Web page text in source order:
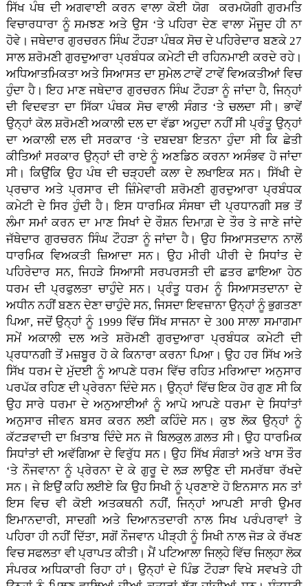
ਸਿੱਖ ਪੰਥ ਦੀ ਅਗਵਾਈ ਕਰਨ ਵਾਲਾ ਕੋਈ ਯੋਗ ਕਰਮਯੋਗੀ ਗੁਰਮਤਿ
ਵਿਚਾਰਧਾਰਾ ਨੂੰ ਸਮਝਣ ਅਤੇ ਉਸ ‘ਤੇ ਪਹਿਰਾ ਦੇਣ ਵਾਲਾ ਮੌਜੂਦ ਹੀ ਨਾ
ਹੋਵੇ। ਜਥੇਦਾਰ ਗੁਰਚਰਨ ਸਿੰਘ ਟੌਹੜਾ ਪੰਥਕ ਸੋਚ ਦੇ ਪਹਿਰੇਦਾਰ ਬਣਕੇ 27
ਸਾਲ ਸ਼ਰੋਮਣੀ ਗੁਰਦੁਆਰਾ ਪ੍ਰਬੰਧਕ ਕਮੇਟੀ ਦੀ ਰਹਿਨਮਾਈ ਕਰਦੇ ਰਹੇ।
ਅਧਿਆਤਮਿਕਤਾ ਅਤੇ ਸਿਆਸਤ ਦਾ ਸੁਮੇਲ ਟਾਵੇਂ ਟਾਵੇਂ ਵਿਅਕਤੀਆਂ ਵਿਚ
ਹੁੰਦਾ ਹੈ। ਇਹ ਮਾਣ ਜਥੇਦਾਰ ਗੁਰਚਰਨ ਸਿੰਘ ਟੌਹੜਾ ਨੂੰ ਜਾਂਦਾ ਹੈ, ਜਿਨ੍ਹਾਂ
ਦੀ ਵਿਦਵਤਾ ਦਾ ਸਿੱਕਾ ਪੰਥਕ ਸੋਚ ਵਾਲੀ ਸੰਗਤ ‘ਤੇ ਚਲਦਾ ਸੀ। ਭਾਵੇਂ
ਉਨ੍ਹਾਂ ਕੋਲ ਸ਼ਰੋਮਣੀ ਅਕਾਲੀ ਦਲ ਦਾ ਵੱਡਾ ਅਹੁਦਾ ਨਹੀਂ ਸੀ ਪ੍ਰੰਤੂ ਉਨ੍ਹਾਂ
ਦਾ ਅਕਾਲੀ ਦਲ ਦੀ ਸਰਕਾਰ ‘ਤੇ ਦਬਦਬਾ ਇਤਨਾ ਹੁੰਦਾ ਸੀ ਕਿ ਛੇਤੀ
ਕੀਤਿਆਂ ਸਰਕਾਰ ਉਨ੍ਹਾਂ ਦੀ ਰਾਏ ਨੂੰ ਅਣਡਿਠ ਕਰਨਾ ਅਸੰਭਵ ਹੋ ਜਾਂਦਾ
ਸੀ। ਕਿਉਂਕਿ ਉਹ ਪੰਥ ਦੀ ਚੜ੍ਹਦੀ ਕਲਾ ਦੇ ਲਖਾਇਕ ਸਨ। ਸਿੱਖੀ ਦੇ
ਪ੍ਰਚਾਰ ਅਤੇ ਪ੍ਰਸਾਰ ਦੀ ਜ਼ਿੰਮੇਵਾਰੀ ਸ਼ਰੋਮਣੀ ਗੁਰਦੁਆਰਾ ਪ੍ਰਬੰਧਕ
ਕਮੇਟੀ ਦੇ ਸਿਰ ਹੁੰਦੀ ਹੈ। ਇਸ ਧਾਰਮਿਕ ਸੰਸਥਾ ਦੀ ਪ੍ਰਧਾਨਗੀ ਸਭ ਤੋਂ
ਲੰਮਾ ਸਮਾਂ ਕਰਨ ਦਾ ਮਾਣ ਸਿਖਾਂ ਦੇ ਰੌਸ਼ਨ ਦਿਮਾਗ਼ ਦੇ ਤੌਰ ਤੇ ਜਾਣੇ ਜਾਂਦੇ
ਜੱਥੇਦਾਰ ਗੁਰਚਰਨ ਸਿੰਘ ਟੌਹੜਾ ਨੂੰ ਜਾਂਦਾ ਹੈ। ਉਹ ਸਿਆਸਤਦਾਨ ਨਾਲੋਂ
ਧਾਰਮਿਕ ਵਿਅਕਤੀ ਜ਼ਿਆਦਾ ਸਨ। ਉਹ ਮੀਰੀ ਪੀਰੀ ਦੇ ਸਿਧਾਂਤ ਦੇ
ਪਹਿਰੇਦਾਰ ਸਨ, ਜਿਹੜੇ ਸਿਆਸੀ ਸਰਪਰਸਤੀ ਦੀ ਛਤਰ ਛਾਇਆ ਹੇਠ
ਧਰਮ ਦੀ ਪ੍ਰਫੁਲਤਾ ਚਾਹੁੰਦੇ ਸਨ। ਪ੍ਰੰਤੂ ਧਰਮ ਨੂੰ ਸਿਆਸਤਦਾਨਾ ਦੇ
ਅਧੀਨ ਨਹੀਂ ਬਣਨ ਦੇਣਾ ਚਾਹੁੰਦੇ ਸਨ, ਜਿਸਦਾ ਇਵਜ਼ਾਨਾ ਉਨ੍ਹਾਂ ਨੂੰ ਭੁਗਤਣਾ
ਪਿਆ, ਜਦੋਂ ਉਨ੍ਹਾਂ ਨੂੰ 1999 ਵਿੱਚ ਸਿੱਖ ਸਾਜਨਾ ਦੇ 300 ਸਾਲਾ ਸਮਾਗਮਾ
ਸਮੇਂ ਅਕਾਲੀ ਦਲ ਅਤੇ ਸ਼ਰੋਮਣੀ ਗੁਰਦੁਆਰਾ ਪ੍ਰਬੰਧਕ ਕਮੇਟੀ ਦੀ
ਪ੍ਰਧਾਨਗੀ ਤੋਂ ਮਜ਼ਬੂਰ ਹੋ ਕੇ ਕਿਨਾਰਾ ਕਰਨਾ ਪਿਆ। ਉਹ ਹਰ ਸਿੱਖ ਅਤੇ
ਸਿੱਖ ਧਰਮ ਦੇ ਮੁੱਦਈ ਨੂੰ ਆਪਣੇ ਧਰਮ ਵਿੱਚ ਰਹਿਤ ਮਰਿਆਦਾ ਅਨੁਸਾਰ
ਪਰਪੱਕ ਰਹਿਣ ਦੀ ਪ੍ਰੇਰਨਾ ਦਿੰਦੇ ਸਨ। ਉਨ੍ਹਾਂ ਵਿੱਚ ਇਕ ਹੋਰ ਗੁਣ ਸੀ ਕਿ
ਉਹ ਸਾਰੇ ਧਰਮਾ ਦੇ ਅਨੁਆਈਆਂ ਨੂੰ ਆਪੋ ਆਪਣੇ ਧਰਮਾ ਦੇ ਸਿਧਾਂਤਾਂ
ਅਨੁਸਾਰ ਜੀਵਨ ਬਸਰ ਕਰਨ ਲਈ ਕਹਿੰਦੇ ਸਨ। ਕੁਝ ਲੋਕ ਉਨ੍ਹਾਂ ਨੂੰ
ਕੱਟੜਵਾਦੀ ਦਾ ਖ਼ਿਤਾਬ ਦਿੰਦੇ ਸਨ ਜੋ ਬਿਲਕੁਲ ਗ਼ਲਤ ਸੀ। ਉਹ ਧਾਰਮਿਕ
ਸਿਧਾਂਤਾਂ ਦੀ ਅਵੱਗਿਆ ਦੇ ਵਿਰੁੱਧ ਸਨ। ਉਹ ਸਿੱਖ ਸੰਗਤਾਂ ਅਤੇ ਖਾਸ ਤੌਰ
‘ਤੇ ਨੌਜਵਾਨਾ ਨੂੰ ਪ੍ਰੇਰਨਾ ਦੇ ਕੇ ਗੁਰੂ ਦੇ ਲੜ ਲਾਉਣ ਦੀ ਸਮਰੱਥਾ ਰੱਖਦੇ
ਸਨ। ਜੇ ਇਉਂ ਕਹਿ ਲਈਏ ਕਿ ਉਹ ਸਿਖੀ ਨੂੰ ਪ੍ਰਣਾਏ ਹੋ ਇਨਸਾਨ ਸਨ ਤਾਂ
ਇਸ ਵਿਚ ਵੀ ਕੋਈ ਅਤਕਥਨੀ ਨਹੀਂ, ਜਿਨ੍ਹਾਂ ਆਪਣੀ ਸਾਰੀ ਉਮਰ
ਇਮਾਨਦਾਰੀ, ਸਾਦਗੀ ਅਤੇ ਦਿਆਨਤਦਾਰੀ ਨਾਲ ਸਿਖ ਪਰੰਪਰਾਵਾਂ ਤੇ
ਪਹਿਰਾ ਹੀ ਨਹੀਂ ਦਿੱਤਾ, ਸਗੋਂ ਨੌਜਵਾਨ ਪੀੜ੍ਹੀ ਨੂੰ ਸਿਖੀ ਨਾਲ ਜੋੜ ਕੇ ਰੱਖਣ
ਵਿਚ ਸਫਲਤਾ ਵੀ ਪ੍ਰਾਪਤ ਕੀਤੀ। ਮੈਂ ਪਟਿਆਲਾ ਜਿਲ੍ਹੇ ਵਿੱਚ ਜਿਲ੍ਹਾ ਲੋਕ
ਸੰਪਰਕ ਅਧਿਕਾਰੀ ਰਿਹਾ ਹਾਂ। ਉਨ੍ਹਾਂ ਦੇ ਪਿੰਡ ਟੌਹੜਾ ਵਿਖੇ ਸਵਖਤੇ ਹੀ